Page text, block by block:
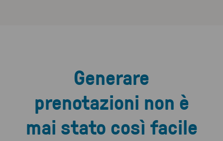
Generare
prenotazioni non è
mai stato così facile